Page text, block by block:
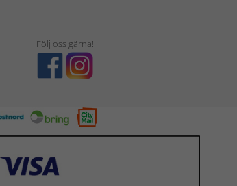
Följ oss gärna!